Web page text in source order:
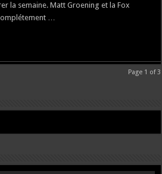
la semaine. Matt Groening et la Fox
…
Page 1 of 3